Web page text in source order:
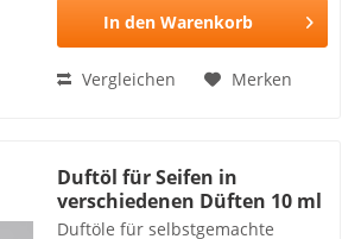
In den Warenkorb
Vergleichen Merken
Duftöl für Seifen in
verschiedenen Düften 10 ml
Duftöle für selbstgemachte